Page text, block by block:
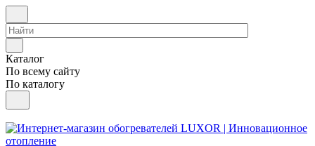
Каталог
По всему сайту
По каталогу